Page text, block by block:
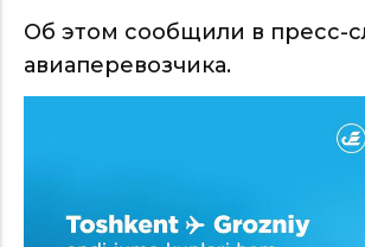
Об этом сообщили в пресс-
авиаперевозчика.